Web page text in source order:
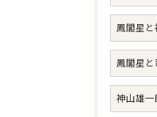
鳳閣星と
鳳閣星と
神山雄一